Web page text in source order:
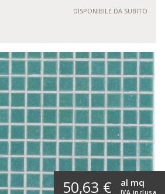
DISPONIBILE DA SUBITO
50,63 € al mq